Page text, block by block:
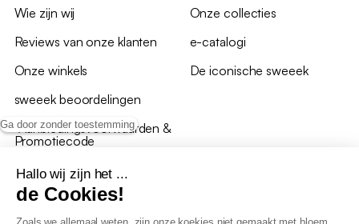
Ga door zonder toestemming
Hallo wij zijn het ...
de Cookies!
Wie zijn wij
Reviews van onze klanten
Onze winkels
sweeek beoordelingen
*Aanbiedingsvoorwaarden &
Promotiecode
Onze collecties
e-catalogi
De iconische sweeek